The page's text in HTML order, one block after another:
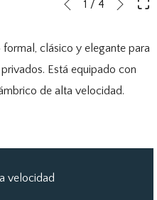
control
de
la
diapositivas
clic
en
los
se
Anterior
1 / 4
clásico y elegante para
Está equipado con
de alta velocidad.
velocidad